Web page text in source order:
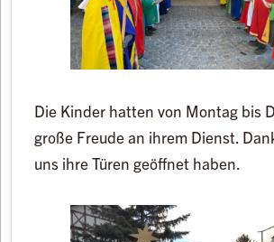
Die Kinder hatten von Montag bis
große Freude an ihrem Dienst.
uns ihre Türen geöffnet haben.